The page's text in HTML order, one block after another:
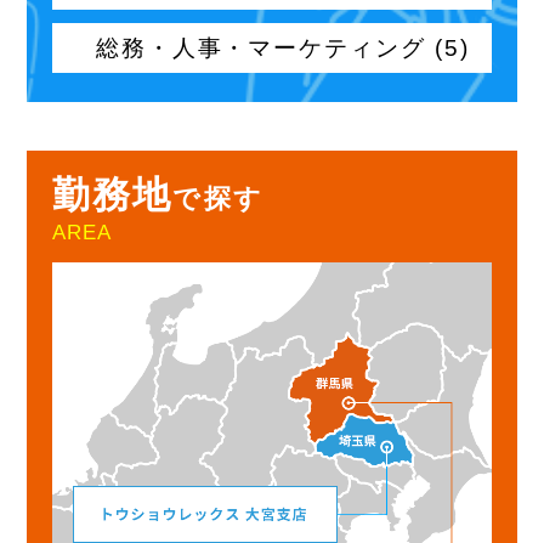
総務・人事・マーケティング (5)
AREA
勤務地で探す